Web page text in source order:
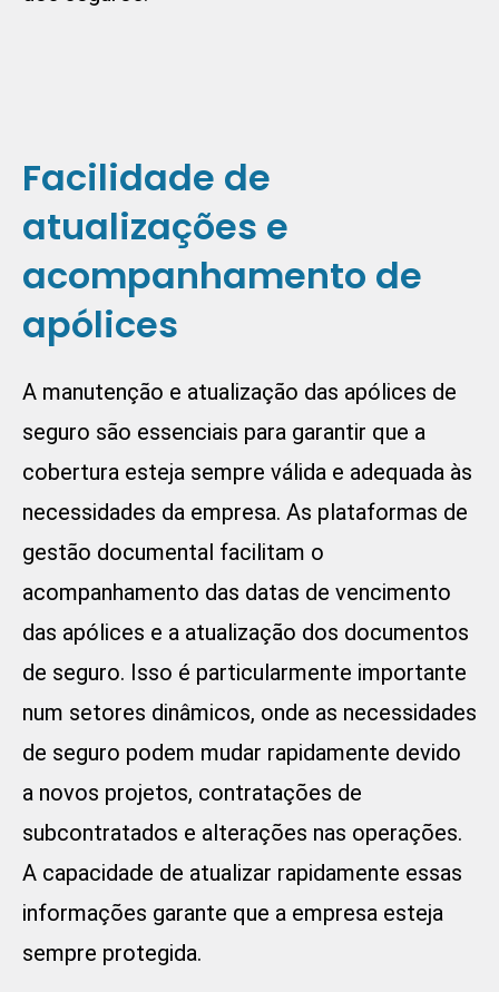
Facilidade de
atualizações e
acompanhamento de
apólices
A manutenção e atualização das apólices de
seguro são essenciais para garantir que a
cobertura esteja sempre válida e adequada às
necessidades da empresa. As plataformas de
gestão documental facilitam o
acompanhamento das datas de vencimento
das apólices e a atualização dos documentos
de seguro. Isso é particularmente importante
num setores dinâmicos, onde as necessidades
de seguro podem mudar rapidamente devido
a novos projetos, contratações de
subcontratados e alterações nas operações.
A capacidade de atualizar rapidamente essas
informações garante que a empresa esteja
sempre protegida.